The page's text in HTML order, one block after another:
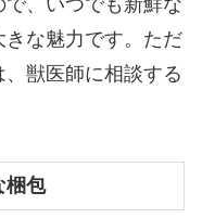
、いつでも新鮮な
な魅力です。ただ
獣医師に相談する
梱包